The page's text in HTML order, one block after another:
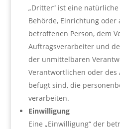
„Dritter“ ist eine
Behörde, Einrichtung oder
betroffenen Person, dem
Auftragsverarbeiter und
der unmittelbaren
Verantwortlichen oder
befugt sind, die
verarbeiten.
Einwilligung
Eine „Einwilligung“ der